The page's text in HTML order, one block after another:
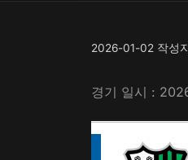
2026-01-02 작성
경기 일시 :